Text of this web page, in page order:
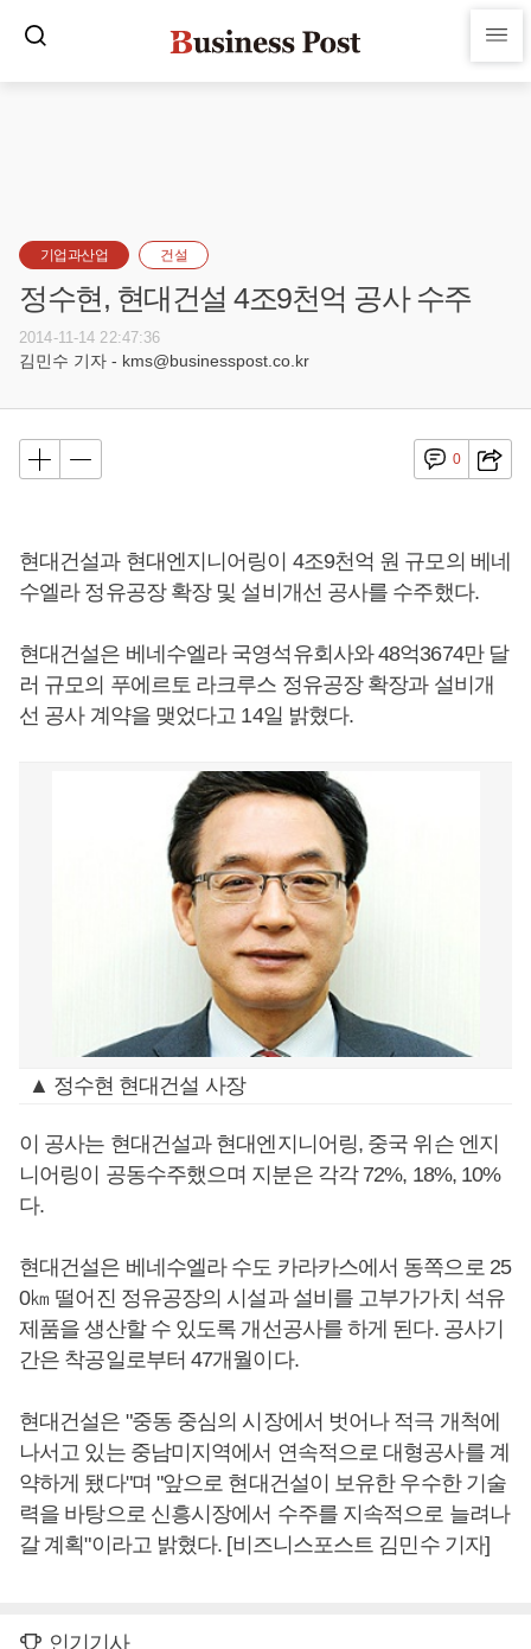
기업과산업 건설
정수현, 현대건설 4조9천억 공사 수주
2014-11-14 22:47:36
김민수 기자 - kms@businesspost.co.kr
0
현대건설과 현대엔지니어링이 4조9천억 원 규모의 베네
수엘라 정유공장 확장 및 설비개선 공사를 수주했다.
현대건설은 베네수엘라 국영석유회사와 48억3674만 달
러 규모의 푸에르토 라크루스 정유공장 확장과 설비개
선 공사 계약을 맺었다고 14일 밝혔다.
▲ 정수현 현대건설 사장
이 공사는 현대건설과 현대엔지니어링, 중국 위슨 엔지
니어링이 공동수주했으며 지분은 각각 72%, 18%, 10%
다.
현대건설은 베네수엘라 수도 카라카스에서 동쪽으로 25
0㎞ 떨어진 정유공장의 시설과 설비를 고부가가치 석유
제품을 생산할 수 있도록 개선공사를 하게 된다. 공사기
간은 착공일로부터 47개월이다.
현대건설은 "중동 중심의 시장에서 벗어나 적극 개척에
나서고 있는 중남미지역에서 연속적으로 대형공사를 계
약하게 됐다"며 "앞으로 현대건설이 보유한 우수한 기술
력을 바탕으로 신흥시장에서 수주를 지속적으로 늘려나
갈 계획"이라고 밝혔다. [비즈니스포스트 김민수 기자]
인기기사